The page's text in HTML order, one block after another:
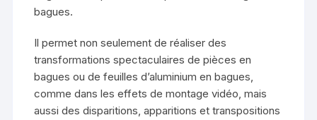
bagues.
Il permet non seulement de réaliser des
transformations spectaculaires de pièces en
bagues ou de feuilles d’aluminium en bagues,
comme dans les effets de montage vidéo, mais
aussi des disparitions, apparitions et transpositions